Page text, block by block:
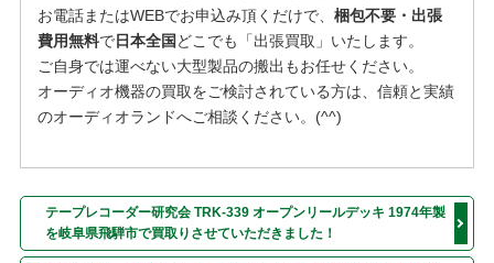
お電話またはWEBでお申込み頂くだけで、 梱包不要・出張
費用無料で日本全国 どこでも「出張買取」いたします。
ご自身では運べない大型製品の搬出もお任せください。
オーディオ機器の買取をご検討されている方は 、信頼と実績
のオーディオランドへご相談ください。(^^)
テープレコーダー研究会 TRK-339 オープンリールデッキ 1974年製
を岐阜県飛騨市で買取りさせていただきました！